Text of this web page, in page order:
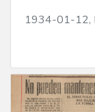
1934-01-12,